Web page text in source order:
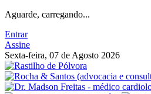
Aguarde, carregando...
Entrar
Assine
Sexta-feira, 07 de Agosto 2026